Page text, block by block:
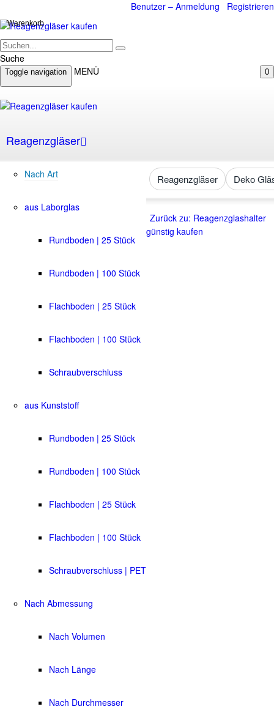
Benutzer – Anmeldung Registrieren
Suche
0
Warenkorb
Toggle navigation MENÜ
Reagenzgläser
Nach Art
aus Laborglas
Rundboden | 25 Stück
Rundboden | 100 Stück
Flachboden | 25 Stück
Flachboden | 100 Stück
Schraubverschluss
aus Kunststoff
Rundboden | 25 Stück
Rundboden | 100 Stück
Flachboden | 25 Stück
Flachboden | 100 Stück
Schraubverschluss | PET
Nach Abmessung
Nach Volumen
Nach Länge
Nach Durchmesser
Reagenzgläser Deko
Zurück zu: Reagenzglashalter
günstig kaufen